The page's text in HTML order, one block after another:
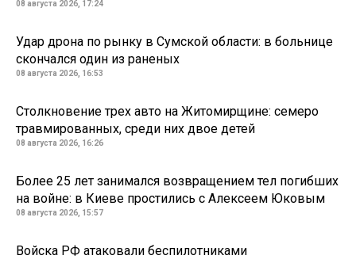
08 августа 2026, 17:24
Удар дрона по рынку в Сумской области: в больнице
скончался один из раненых
08 августа 2026, 16:53
Столкновение трех авто на Житомирщине: семеро
травмированных, среди них двое детей
08 августа 2026, 16:26
Более 25 лет занимался возвращением тел погибших
на войне: в Киеве простились с Алексеем Юковым
08 августа 2026, 15:57
Войска РФ атаковали беспилотниками